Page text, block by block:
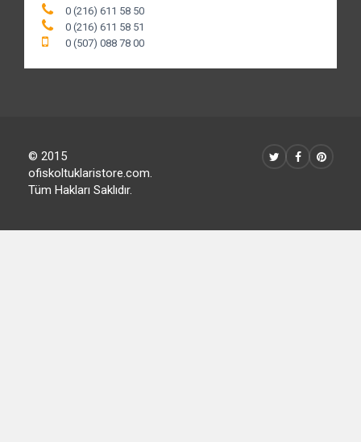
0 (216) 611 58 50
0 (216) 611 58 51
0 (507) 088 78 00
© 2015
ofiskoltuklaristore.com.
Tüm Hakları Saklıdır.